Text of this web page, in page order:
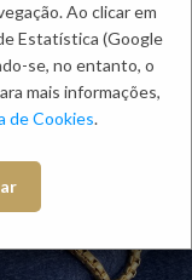
Ao clicar em
Estatística (Google
se, no entanto, o
mais informações,
de Cookies.